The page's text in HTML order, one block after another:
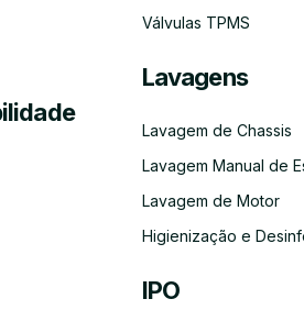
Válvulas TPMS
Lavagens
Lavagem de Chassis
Lavagem Manual de
Lavagem de Motor
Higienização e
IPO
Inspeção
Automóvel
Escovas
Limpa
Para-
Brisas
Filtros
de